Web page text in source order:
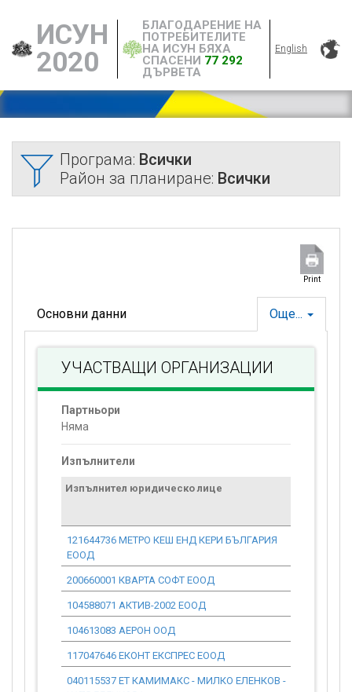
ИСУН
2020
БЛАГОДАРЕНИЕ НА
ПОТРЕБИТЕЛИТЕ
НА ИСУН БЯХА
СПАСЕНИ 77 292
ДЪРВЕТА
English
Програма: Всички
Район за планиране: Всички
Print
Още...
Основни данни
УЧАСТВАЩИ ОРГАНИЗАЦИИ
Партньори
Няма
Изпълнители
Изпълнител юридическо лице
121644736 МЕТРО КЕШ ЕНД КЕРИ БЪЛГАРИЯ
ЕООД
200660001 КВАРТА СОФТ ЕООД
104588071 АКТИВ-2002 ЕООД
104613083 АЕРОН ООД
117047646 ЕКОНТ ЕКСПРЕС ЕООД
040115537 ЕТ КАМИМАКС - МИЛКО ЕЛЕНКОВ -